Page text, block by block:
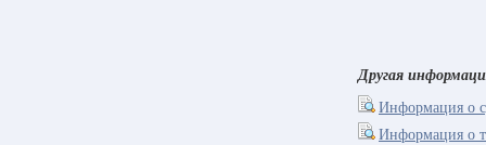
Другая
Информация о
Информация о